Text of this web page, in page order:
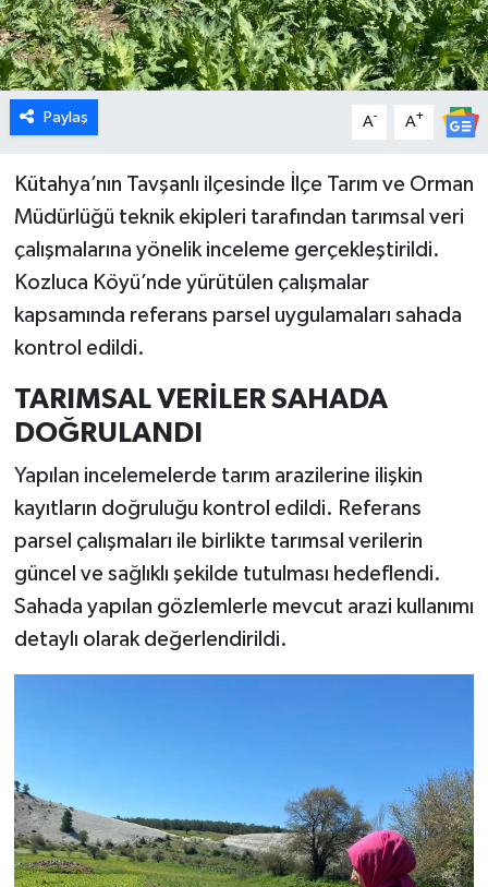
Paylaş A- A+
Kütahya’nın Tavşanlı ilçesinde İlçe Tarım ve Orman
Müdürlüğü teknik ekipleri tarafından tarımsal veri
çalışmalarına yönelik inceleme gerçekleştirildi.
Kozluca Köyü’nde yürütülen çalışmalar
kapsamında referans parsel uygulamaları sahada
kontrol edildi.
TARIMSAL VERİLER SAHADA
DOĞRULANDI
Yapılan incelemelerde tarım arazilerine ilişkin
kayıtların doğruluğu kontrol edildi. Referans
parsel çalışmaları ile birlikte tarımsal verilerin
güncel ve sağlıklı şekilde tutulması hedeflendi.
Sahada yapılan gözlemlerle mevcut arazi kullanımı
detaylı olarak değerlendirildi.
Gediz
Genel
Gündem
Hisarcık
İlçeler
Köşe Yazıları
Kültür Sanat
Kütahya
Otomobil
Pazarlar
Politika
Resmi İlan
Şaphane